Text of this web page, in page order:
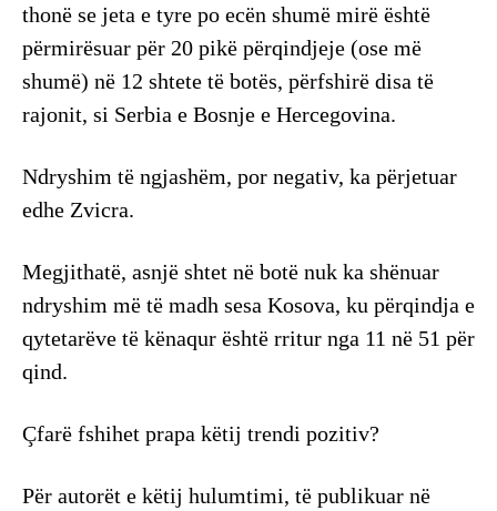
thonë se jeta e tyre po ecën shumë mirë është
përmirësuar për 20 pikë përqindjeje (ose më
shumë) në 12 shtete të botës, përfshirë disa të
rajonit, si Serbia e Bosnje e Hercegovina.
Ndryshim të ngjashëm, por negativ, ka përjetuar
edhe Zvicra.
Megjithatë, asnjë shtet në botë nuk ka shënuar
ndryshim më të madh sesa Kosova, ku përqindja e
qytetarëve të kënaqur është rritur nga 11 në 51 për
qind.
Çfarë fshihet prapa këtij trendi pozitiv?
Për autorët e këtij hulumtimi, të publikuar në